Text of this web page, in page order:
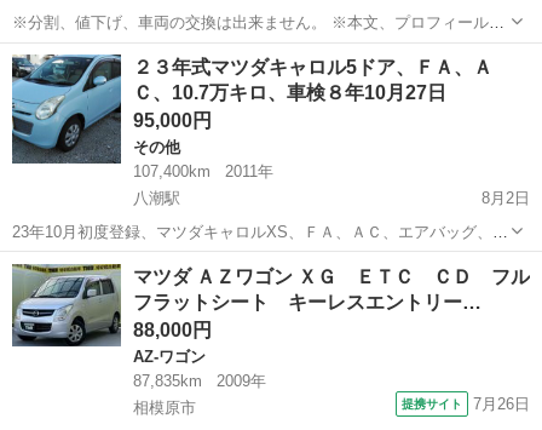
※分割、値下げ、車両の交換は出来ません。 ※本文、プロフィールを
よくお読み下さい。 ※お支払いは現金、クレジットカード決済になり
ます 車検令和9年1月21日迄、スズキ ワゴンR OEM マツダ フレアXS
をコミコミ価格...
埼玉 熊谷市 籠原駅 その他
２３年式マツダキャロル5ドア、ＦＡ、Ａ
Ｃ、10.7万キロ、車検８年10月27日
95,000円
その他
107,400km
2011年
八潮駅
8月2日
23年10月初度登録、マツダキャロルXS、ＦＡ、ＡＣ、エアバッグ、Ｐ
Ｓ、PW、プッシュスタート、スタッドタイヤ、外ＥＴＣ、メンテナン
スノート、取説、スマートキーｘ２ 型式 DBA－ＨＢ25Ｓ カラーナ
ンバー ZKSラ...
埼玉 八潮市 八潮駅 その他
マツダ ＡＺワゴン ＸＧ ＥＴＣ ＣＤ フル
フラットシート キーレスエントリー…
88,000円
AZ-ワゴン
87,835km
2009年
相模原市
提携サイト 7月26日